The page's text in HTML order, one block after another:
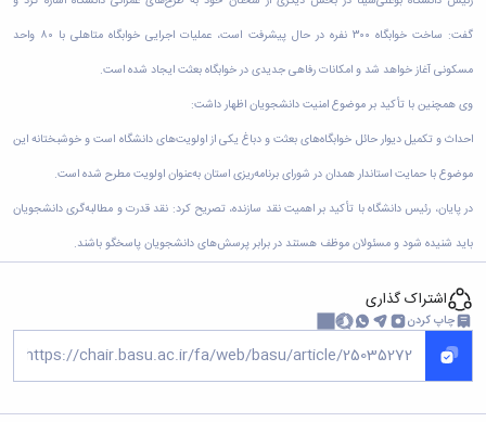
نمایندگی
مقام
معظم
رهبری
تماس
دانشگاه
روابط
آدرس
دانشکده‌ها
شماره
و
الکترونیکی
کارکنان
سایر
تقویم
آموزشی
نظامنامه
اخلاق
آموزش
دانش‌آموختگان
آزمایشگاه
باستان
شناسی
آزمایشگاه
هوش
و
بینایی
ژئوماتیک
پژوهش
کتابخانه
مرکزی
و
مرکز
اسناد
پایان
مدیریت
حسابداری
رزن
صنایع
غذایی
بهار
مجتمع
آموزش
عالی
فاطمیه
(ویژه
دختران)
زمین
چمن
سالن‌های
ورزشی
تفریحی-
باغ
دانشگاه
موزه
تاریخ
طبیعی
های
مردمی
(محمد)
گفت: ساخت خوابگاه ۳۰۰ نفره در حال پیشرفت است، عملیات اجرایی خوابگاه متاهلی با ۸۰ واحد
مسکونی آغاز خواهد شد و امکانات رفاهی جدیدی در خوابگاه بعثت ایجاد شده است.
وی همچنین با تأکید بر موضوع امنیت دانشجویان اظهار داشت:
احداث و تکمیل دیوار حائل خوابگاه‌های بعثت و دباغ یکی از اولویت‌های دانشگاه است و خوشبختانه این
موضوع با حمایت استاندار همدان در شورای برنامه‌ریزی استان به‌عنوان اولویت مطرح شده است.
در پایان، رئیس دانشگاه با تأکید بر اهمیت نقد سازنده، تصریح کرد: نقد قدرت و مطالبه‌گری دانشجویان
باید شنیده شود و مسئولان موظف هستند در برابر پرسش‌های دانشجویان پاسخگو باشند.
اشتراک گذاری
چاپ کردن